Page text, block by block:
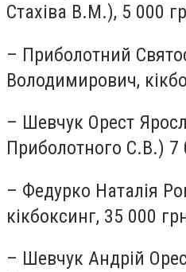
Стахіва В.М.), 5 000
– Приболотний
Володимирович,
– Шевчук Орест
Приболотного С.В.) 7
– Федурко Наталія
кікбоксинг, 35 000
– Шевчук Андрій